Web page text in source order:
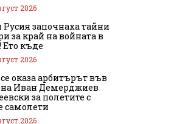
2026
Русия започнаха тайни
за край на войната в
Ето къде
2026
оказа арбитърът във
на Иван Демерджиев
за полетите с
самолети
2026